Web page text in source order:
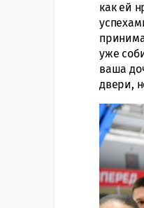
как ей
уже
ваша
двери,